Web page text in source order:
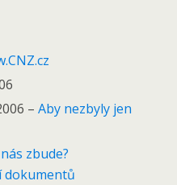
–Aby nezbyly jen
zbude?
dokumentů